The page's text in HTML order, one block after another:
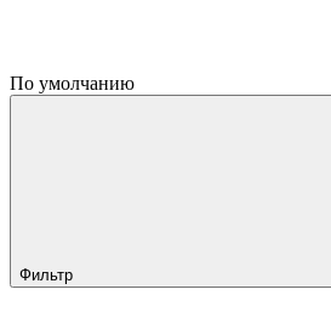
По умолчанию
Фильтр